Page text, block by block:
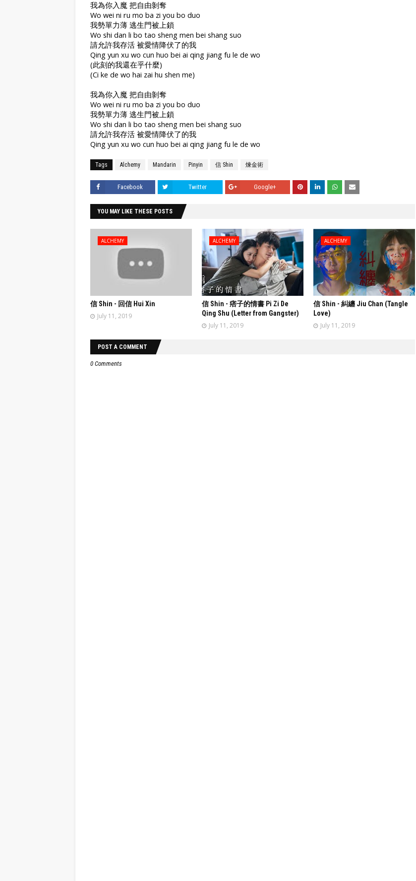
我為你入魔 把自由剝奪
Wo wei ni ru mo ba zi you bo duo
我勢單力薄 逃生門被上鎖
Wo shi dan li bo tao sheng men bei shang suo
請允許我存活 被愛情降伏了的我
Qing yun xu wo cun huo bei ai qing jiang fu le de wo
(此刻的我還在乎什麼)
(Ci ke de wo hai zai hu shen me)
我為你入魔 把自由剝奪
Wo wei ni ru mo ba zi you bo duo
我勢單力薄 逃生門被上鎖
Wo shi dan li bo tao sheng men bei shang suo
請允許我存活 被愛情降伏了的我
Qing yun xu wo cun huo bei ai qing jiang fu le de wo
Tags Alchemy Mandarin Pinyin 信 Shin 煉金術
Facebook Twitter Google+
YOU MAY LIKE THESE POSTS
ALCHEMY
信 Shin - 回信 Hui Xin
July 11, 2019
ALCHEMY
信 Shin - 痞子的情書 Pi Zi De
Qing Shu (Letter from Gangster)
July 11, 2019
ALCHEMY
信 Shin - 糾纏 Jiu Chan (Tangle
Love)
July 11, 2019
POST A COMMENT
0 Comments